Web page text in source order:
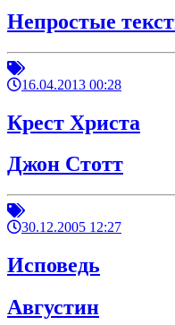
Непростые
16.04.2013 00:28
Крест Христа
Джон Стотт
30.12.2005 12:27
Исповедь
Августин